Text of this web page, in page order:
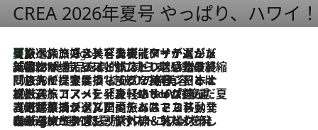
CREA 2026年夏号 やっぱり、ハワイ
2 Hours Ago
【厳選旅コスメ】「多機能アイテムがメイン！」旅好き美容エディターが選んだ夏旅ベストコスメを発表【Mサイズジップ】
2026.8.6
「荷物が増えるほど旅ストレスは増す」美容ジャーナリストがたどり着いた最終結論。“化粧品を劇的に減らす”感動の凝縮美容とは
2026.8.6
「旅先には金髪ウィッグを持参」日本と同じメイクでは損してる!? 美容ジャーナリストが提案する“掟破りの旅美容”とは
2026.8.6
【厳選旅コスメ】「身軽さ＆UV対策重視！」ヘアアーティストshucoが選んだ夏旅ベストコスメを発表【Mサイズジップ】
2026.8.5
【厳選旅コスメ】国内をあちこち移動する河井菜摘が選んだ夏旅ベストコスメ発表！「リラックスアイテムはマスト」【Mサイズジップ】
2026.8.4
【厳選旅コスメ】「紫外線＆乾燥対策しながらメイク感も！」ヘア＆メイクGeorgeが選んだ夏旅ベストコスメを発表！【Mサイズジップ】